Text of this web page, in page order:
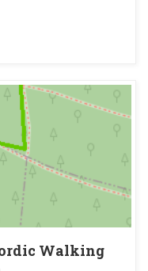
Walking